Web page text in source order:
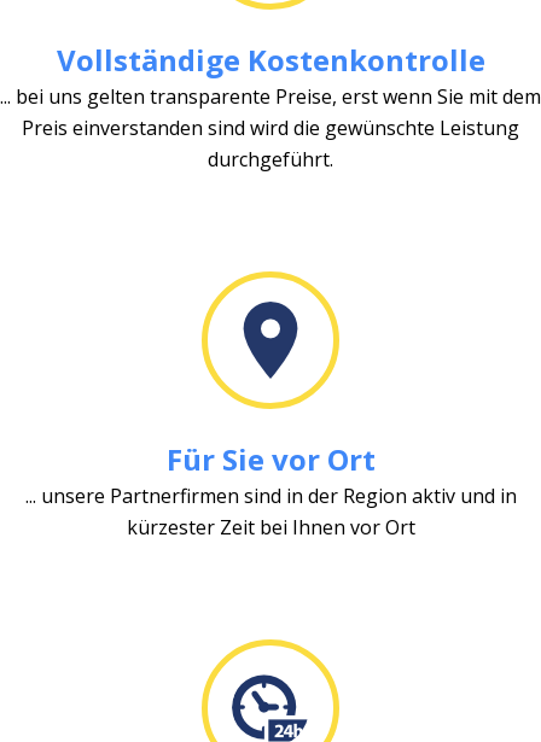
Vollständige Kostenkontrolle
... bei uns gelten transparente Preise, erst wenn Sie mit dem
Preis einverstanden sind wird die gewünschte Leistung
durchgeführt.
Für Sie vor Ort
... unsere Partnerfirmen sind in der Region aktiv und in
kürzester Zeit bei Ihnen vor Ort